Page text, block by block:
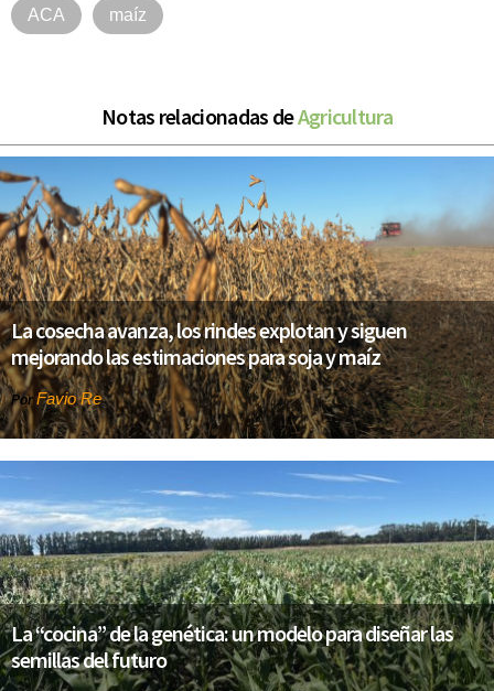
ACA maíz
Notas relacionadas deAgricultura
La cosecha avanza, los rindes explotan y siguen
mejorando las estimaciones para soja y maíz
Por Favio Re
La “cocina” de la genética: un modelo para diseñar las
semillas del futuro